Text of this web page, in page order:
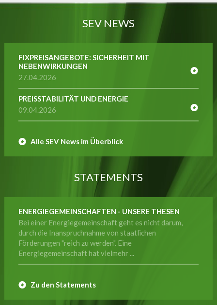
SEV NEWS
FIXPREISANGEBOTE: SICHERHEIT MIT
NEBENWIRKUNGEN
27.04.2026
PREISSTABILITÄT UND ENERGIE
09.04.2026
Alle SEV News im Überblick
STATEMENTS
ENERGIEGEMEINSCHAFTEN - UNSERE THESEN
Bei einer Energiegemeinschaft geht es nicht darum,
durch die Inanspruchnahme von staatlichen
Förderungen "reich zu werden". Eine
Energiegemeinschaft hat vielmehr ...
Zu den Statements